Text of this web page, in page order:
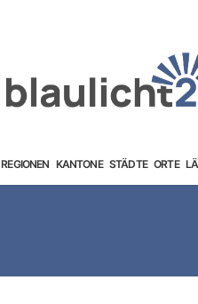
REGIONEN KANTONE STÄDTE ORTE